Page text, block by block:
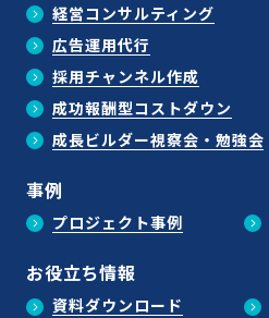
経営コンサルティング
広告運用代行
採用チャンネル作成
成功報酬型コストダウン
成長ビルダー視察会・勉強会
事例
プロジェクト事例
お役立ち情報
資料ダウンロード